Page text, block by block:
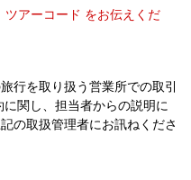
アーコード をお伝えくだ
行を取り扱う営業所での取引
関し、担当者からの説明に
の取扱管理者にお訊ねくださ